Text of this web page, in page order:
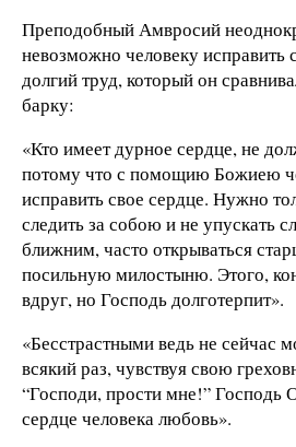
Преподобный Амвросий
невозможно человеку исправить
долгий труд, который он
барку:
«Кто имеет дурное сердце, не
потому что с помощию Божиею
исправить свое сердце. Нужно
следить за собою и не упускать
ближним, часто открываться
посильную милостыню. Этого,
вдруг, но Господь долготерпит».
«Бесстрастными ведь не сейчас
всякий раз, чувствуя свою
“Господи, прости мне!” Господь
сердце человека любовь».